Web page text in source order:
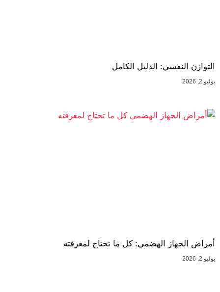
التوازن النفسي: الدليل الكامل
يوليو 2, 2026
أمراض الجهاز الهضمي: كل ما تحتاج لمعرفته
يوليو 2, 2026